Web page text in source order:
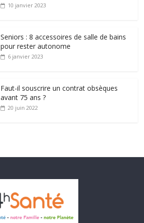
10 janvier 2023
Seniors : 8 accessoires de salle de bains
pour rester autonome
6 janvier 2023
Faut-il souscrire un contrat obsèques
avant 75 ans ?
20 juin 2022